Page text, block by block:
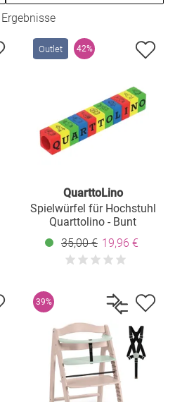
Outlet 42%
QuarttoLino
Spielwürfel für Hochstuhl
Quarttolino - Bunt
35,00 € 19,96 €
39%